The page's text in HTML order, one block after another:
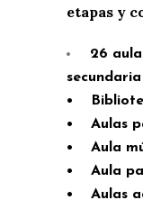
etapas y
26
•
• Aulas
• Aula
• Aula
• Aulas